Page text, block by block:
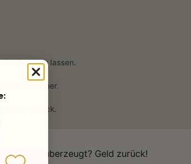
wirken zu lassen.
& sicher.
zurück.
Nicht überzeugt? Geld zurück!